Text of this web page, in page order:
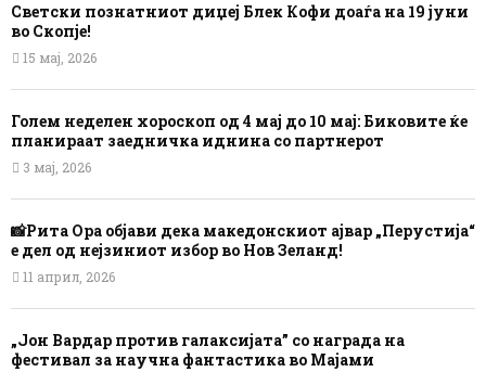
Светски познатниот диџеј Блек Кофи доаѓа на 19 јуни
во Скопје!
15 мај, 2026
Голем неделен хороскоп од 4 мај до 10 мај: Биковите ќе
планираат заедничка иднина со партнерот
3 мај, 2026
📸Рита Ора објави дека македонскиот ајвар „Перустија“
е дел од нејзиниот избор во Нов Зеланд!
11 април, 2026
„Јон Вардар против галаксијата” со награда на
фестивал за научна фантастика во Мајами